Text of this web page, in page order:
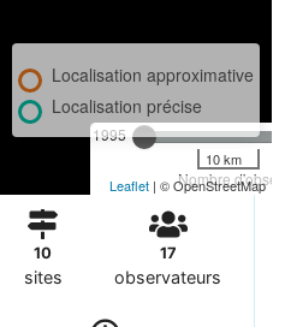
1995
Nombre
Localisation approximative
Localisation précise
10 km
Leaflet | © OpenStreetMap
10
sites
17
observateurs